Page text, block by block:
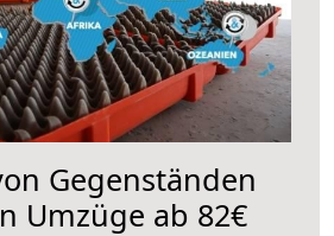
Gegenständen
Umzüge ab 82€